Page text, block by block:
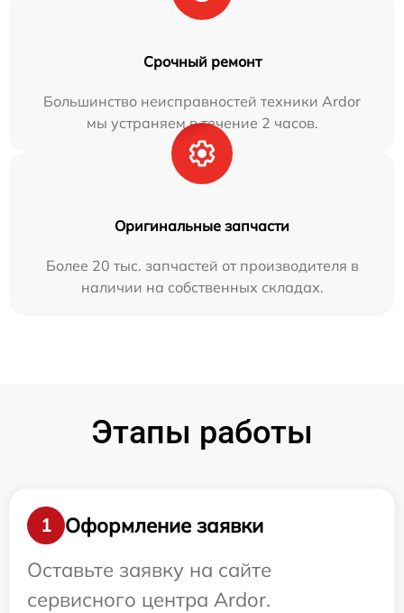
Срочный ремонт
Большинство неисправностей техники Ardor
мы устраняем в течение 2 часов.
Оригинальные запчасти
Более 20 тыс. запчастей от производителя в
наличии на собственных складах.
Этапы работы
1
Оформление заявки
Оставьте заявку на сайте
сервисного центра Ardor.